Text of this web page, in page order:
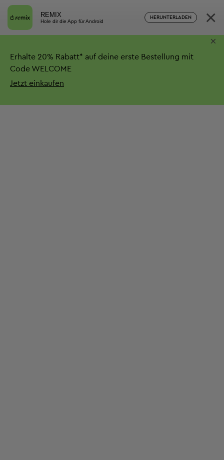
REMIX
Hole dir die App für Android
HERUNTERLADEN ×
Erhalte 20% Rabatt* auf deine erste Bestellung mit
Code WELCOME
Jetzt einkaufen
×